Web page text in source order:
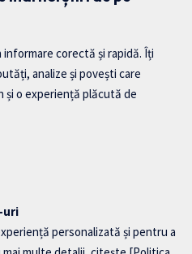
informare corectă și rapidă. Îți
analize și povești care
și o experiență plăcută de
uri
personalizată și pentru a